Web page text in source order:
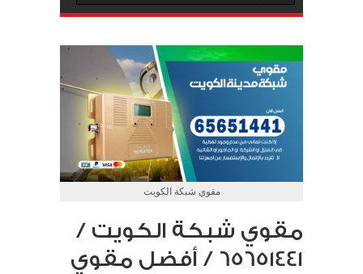
مقوي شبكة الكويت
مقوي شبكة الكويت /
65651441 / أفضل مقوي